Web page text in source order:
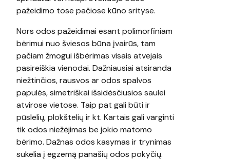
pažeidimo tose pačiose kūno srityse.
Nors odos pažeidimai esant polimorfiniam
bėrimui nuo šviesos būna įvairūs, tam
pačiam žmogui išbėrimas visais atvejais
pasireiškia vienodai. Dažniausiai atsiranda
niežtinčios, rausvos ar odos spalvos
papulės, simetriškai išsidėsčiusios saulei
atvirose vietose. Taip pat gali būti ir
pūslelių, plokštelių ir kt. Kartais gali varginti
tik odos niežėjimas be jokio matomo
bėrimo. Dažnas odos kasymas ir trynimas
sukelia į egzemą panašių odos pokyčių.